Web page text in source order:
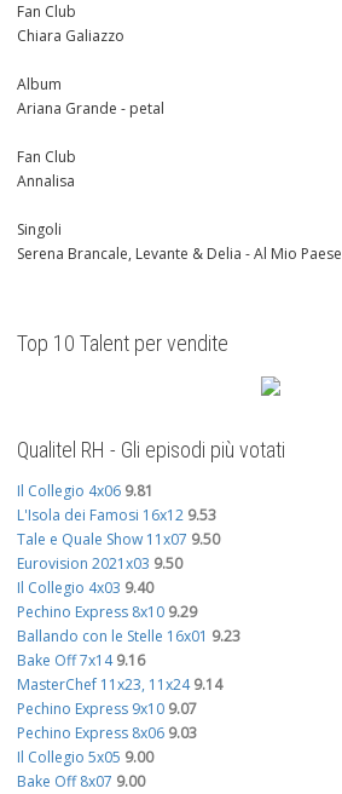
Fan Club
Chiara Galiazzo
Album
Ariana Grande - petal
Fan Club
Annalisa
Singoli
Serena Brancale, Levante & Delia - Al Mio Paese
Top 10 Talent per vendite
Qualitel RH - Gli episodi più votati
Il Collegio 4x06 9.81
L'Isola dei Famosi 16x12 9.53
Tale e Quale Show 11x07 9.50
Eurovision 2021x03 9.50
Il Collegio 4x03 9.40
Pechino Express 8x10 9.29
Ballando con le Stelle 16x01 9.23
Bake Off 7x14 9.16
MasterChef 11x23, 11x24 9.14
Pechino Express 9x10 9.07
Pechino Express 8x06 9.03
Il Collegio 5x05 9.00
Bake Off 8x07 9.00